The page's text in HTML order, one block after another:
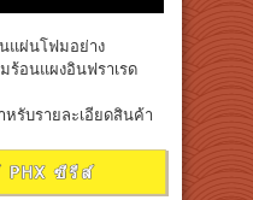
แผ่นโฟมอย่าง
ร้อนแผงอินฟราเรด
รับรายละเอียดสินค้า